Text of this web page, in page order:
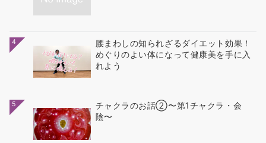
4
腰まわしの知られざるダイエット効果！
めぐりのよい体になって健康美を手に入
れよう
5
チャクラのお話②〜第1チャクラ・会
陰〜